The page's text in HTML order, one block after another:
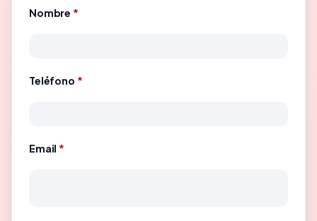
Nombre *
Teléfono *
Email *